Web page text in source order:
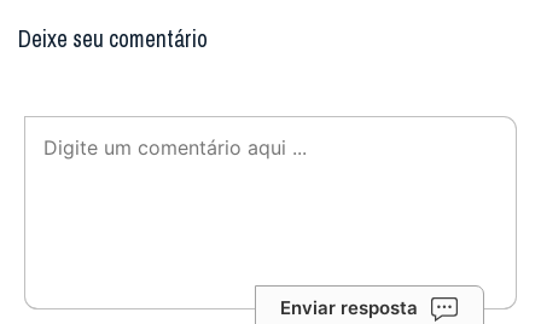
Deixe seu comentário
Enviar resposta